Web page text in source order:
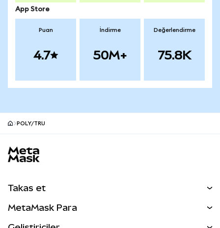
App Store
Puan
4.7
İndirme
50M+
Değerlendirme
75.8K
POLY/TRU
Takas et
MetaMask Para